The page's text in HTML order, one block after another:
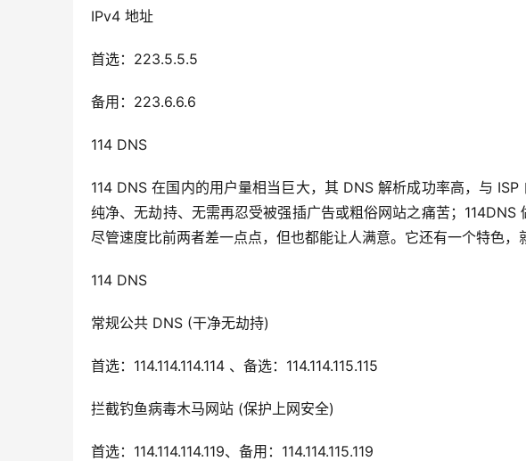
IPv4 地址
首选：223.5.5.5
备用：223.6.6.6
114 DNS
114 DNS 在国内的用户量相当巨大，其 DNS 解析成功率高，与
纯净、无劫持、无需再忍受被强插广告或粗俗网站之痛苦；114DNS
尽管速度比前两者差一点点，但也都能让人满意。它还有一个特色，
114 DNS
常规公共 DNS (干净无劫持)
首选：114.114.114.114 、备选：114.114.115.115
拦截钓鱼病毒木马网站 (保护上网安全)
首选：114.114.114.119、备用：114.114.115.119